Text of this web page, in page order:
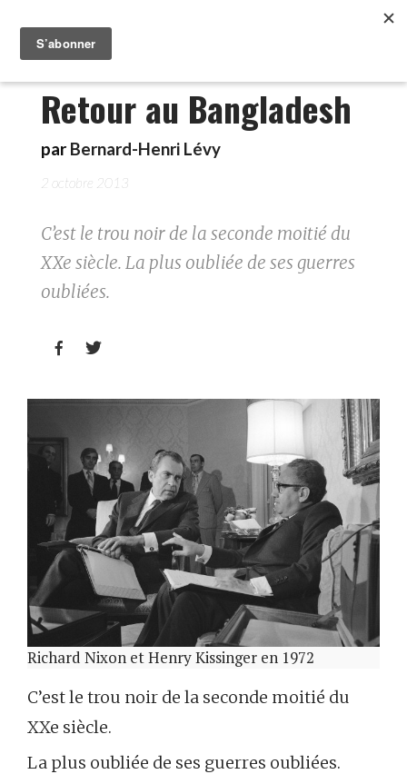
Retour au Bangladesh
par Bernard-Henri Lévy
2 octobre 2013
C’est le trou noir de la seconde moitié du
XXe siècle. La plus oubliée de ses guerres
oubliées.
 
Richard Nixon et Henry Kissinger en 1972
C’est le trou noir de la seconde moitié du
XXe siècle.
La plus oubliée de ses guerres oubliées.